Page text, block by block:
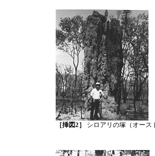
［挿図2］ シロアリの塚（オース